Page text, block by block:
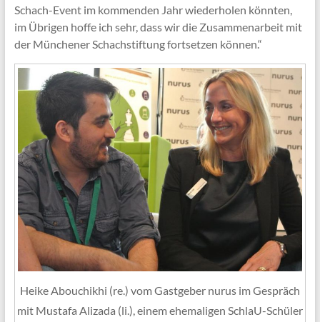
Schach-Event im kommenden Jahr wiederholen könnten,
im Übrigen hoffe ich sehr, dass wir die Zusammenarbeit mit
der Münchener Schachstiftung fortsetzen können.“
Heike Abouchikhi (re.) vom Gastgeber nurus im Gespräch
mit Mustafa Alizada (li.), einem ehemaligen SchlaU-Schüler